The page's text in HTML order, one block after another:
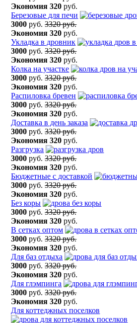
Экономия 320 руб.
Березовые для печи
3000 руб.3320 руб.
Экономия 320 руб.
Укладка в дровник
3000 руб.3320 руб.
Экономия 320 руб.
Колка на участке
3000 руб.3320 руб.
Экономия 320 руб.
Распиловка бревен
3000 руб.3320 руб.
Экономия 320 руб.
Доставка в день заказа
3000 руб.3320 руб.
Экономия 320 руб.
Разгрузка
3000 руб.3320 руб.
Экономия 320 руб.
Бюджетные с доставкой
3000 руб.3320 руб.
Экономия 320 руб.
Без коры
3000 руб.3320 руб.
Экономия 320 руб.
В сетках оптом
3000 руб.3320 руб.
Экономия 320 руб.
Для баз отдыха
3000 руб.3320 руб.
Экономия 320 руб.
Для глэмпинга
3000 руб.3320 руб.
Экономия 320 руб.
Для коттеджных поселков